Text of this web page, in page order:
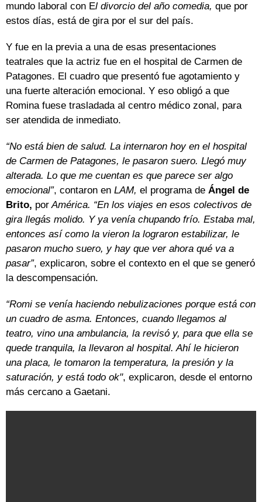
mundo laboral con El divorcio del año comedia, que por
estos días, está de gira por el sur del país.
Y fue en la previa a una de esas presentaciones
teatrales que la actriz fue en el hospital de Carmen de
Patagones. El cuadro que presentó fue agotamiento y
una fuerte alteración emocional. Y eso obligó a que
Romina fuese trasladada al centro médico zonal, para
ser atendida de inmediato.
“No está bien de salud. La internaron hoy en el hospital
de Carmen de Patagones, le pasaron suero. Llegó muy
alterada. Lo que me cuentan es que parece ser algo
emocional”, contaron en LAM, el programa de Ángel de
Brito, porAmérica. “En los viajes en esos colectivos de
gira llegás molido. Y ya venía chupando frío. Estaba mal,
entonces así como la vieron la lograron estabilizar, le
pasaron mucho suero, y hay que ver ahora qué va a
pasar”, explicaron, sobre el contexto en el que se generó
la descompensación.
“Romi se venía haciendo nebulizaciones porque está con
un cuadro de asma. Entonces, cuando llegamos al
teatro, vino una ambulancia, la revisó y, para que ella se
quede tranquila, la llevaron al hospital. Ahí le hicieron
una placa, le tomaron la temperatura, la presión y la
saturación, y está todo ok", explicaron, desde el entorno
más cercano a Gaetani.